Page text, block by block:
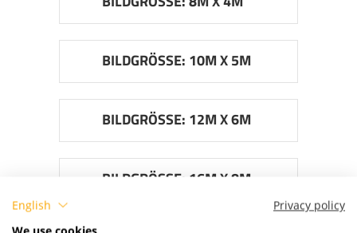
BILDGRÖSSE: 10M X 5M
BILDGRÖSSE: 12M X 6M
BILDGRÖSSE: 16M X 8M
English
Privacy policy